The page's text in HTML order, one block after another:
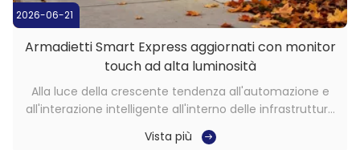
2026-06-21
Armadietti Smart Express aggiornati con monitor
touch ad alta luminosità
Alla luce della crescente tendenza all'automazione e
all'interazione intelligente all'interno delle infrastrutture
self-service,Gli smart express locker stanno diventando
una parte essenziale dei moderni sistemi logistici e di
Vista più